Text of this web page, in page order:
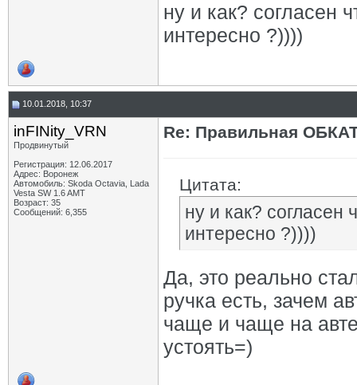
ну и как? согласен
интересно ?))))
10.01.2018, 10:37
inFINity_VRN
Продвинутый
Регистрация: 12.06.2017
Адрес: Воронеж
Автомобиль: Skoda Octavia, Lada
Vesta SW 1.6 AMT
Возраст: 35
Сообщений: 6,355
Re: Правильная
Цитата:
ну и как? согласен
интересно ?))))
Да, это реально
ручка есть, зачем
чаще и чаще на авте
устоять=)